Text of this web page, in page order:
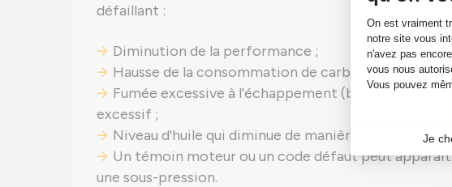
défaillant :
Diminution de la performance ;
Hausse de la consommation de carburant ;
Fumée excessive à l'échappement (bleue, noire
excessif ;
Niveau d'huile qui diminue de manière anormale
Un témoin moteur ou un code défaut peut
une sous-pression.